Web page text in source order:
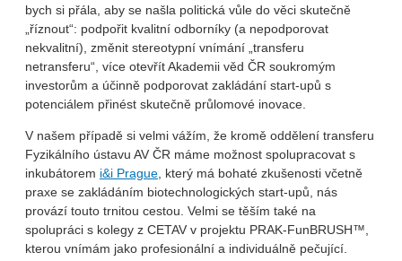
bych si přála, aby se našla politická vůle do věci skutečně
„říznout“: podpořit kvalitní odborníky (a nepodporovat
nekvalitní), změnit stereotypní vnímání „transferu
netransferu“, více otevřít Akademii věd ČR soukromým
investorům a účinně podporovat zakládání start-upů s
potenciálem přinést skutečně průlomové inovace.
V našem případě si velmi vážím, že kromě oddělení transferu
Fyzikálního ústavu AV ČR máme možnost spolupracovat s
inkubátorem i&i Prague, který má bohaté zkušenosti včetně
praxe se zakládáním biotechnologických start-upů, nás
provází touto trnitou cestou. Velmi se těším také na
spolupráci s kolegy z CETAV v projektu PRAK-FunBRUSH™,
kterou vnímám jako profesionální a individuálně pečující.